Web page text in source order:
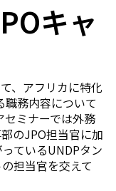
キャ
、アフリカに特化
職務内容について
セミナーでは外務
のJPO担当官に加
ているUNDPタン
担当官を交えて